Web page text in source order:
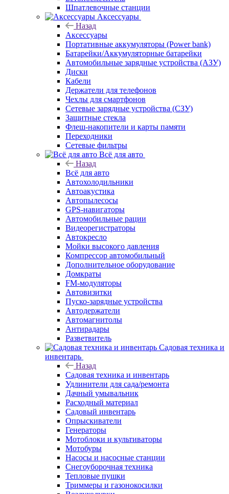
Шпатлевочные станции
Аксессуары
Назад
Аксессуары
Портативные аккумуляторы (Power bank)
Батарейки/Аккумуляторные батарейки
Автомобильные зарядные устройства (АЗУ)
Диски
Кабели
Держатели для телефонов
Чехлы для смартфонов
Сетевые зарядные устройства (СЗУ)
Защитные стекла
Флеш-накопители и карты памяти
Переходники
Сетевые фильтры
Всё для авто
Назад
Всё для авто
Автохолодильники
Автоакустика
Автопылесосы
GPS-навигаторы
Автомобильные рации
Видеорегистраторы
Автокресло
Мойки высокого давления
Компрессор автомобильный
Дополнительное оборудование
Домкраты
FM-модуляторы
Автовизитки
Пуско-зарядные устройства
Автодержатели
Автомагнитолы
Антирадары
Разветвитель
Садовая техника и
инвентарь
Назад
Садовая техника и инвентарь
Удлинители для сада/ремонта
Дачный умывальник
Расходный материал
Садовый инвентарь
Опрыскиватели
Генераторы
Мотоблоки и культиваторы
Мотобуры
Насосы и насосные станции
Снегоуборочная техника
Тепловые пушки
Триммеры и газонокосилки